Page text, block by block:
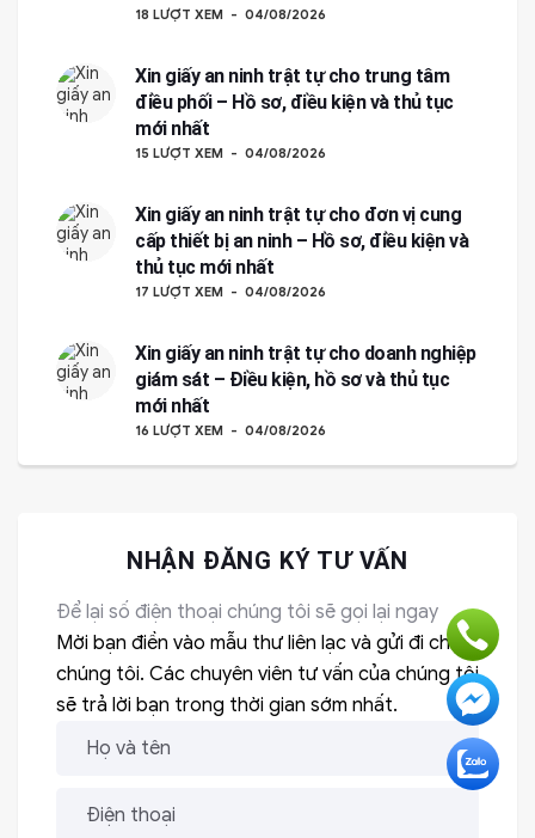
18 LƯỢT XEM 04/08/2026
Xin giấy an ninh trật tự cho trung tâm
điều phối – Hồ sơ, điều kiện và thủ tục
mới nhất
15 LƯỢT XEM 04/08/2026
Xin giấy an ninh trật tự cho đơn vị cung
cấp thiết bị an ninh – Hồ sơ, điều kiện và
thủ tục mới nhất
17 LƯỢT XEM 04/08/2026
Xin giấy an ninh trật tự cho doanh nghiệp
giám sát – Điều kiện, hồ sơ và thủ tục
mới nhất
16 LƯỢT XEM 04/08/2026
NHẬN ĐĂNG KÝ TƯ VẤN
Để lại số điện thoại chúng tôi sẽ gọi lại ngay
Mời bạn điền vào mẫu thư liên lạc và gửi đi cho
chúng tôi. Các chuyên viên tư vấn của chúng tôi
sẽ trả lời bạn trong thời gian sớm nhất.